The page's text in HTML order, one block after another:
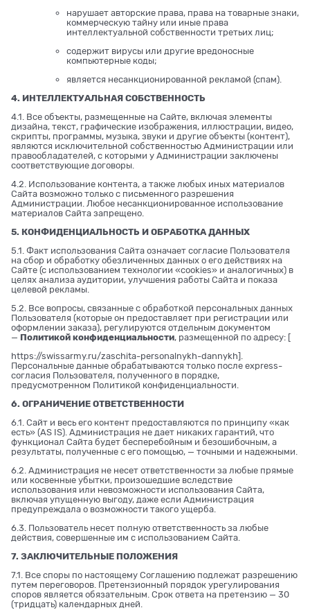
нарушает авторские права, права на товарные знаки,
коммерческую тайну или иные права
интеллектуальной собственности третьих лиц;
содержит вирусы или другие вредоносные
компьютерные коды;
является несанкционированной рекламой (спам).
4. ИНТЕЛЛЕКТУАЛЬНАЯ СОБСТВЕННОСТЬ
4.1. Все объекты, размещенные на Сайте, включая элементы
дизайна, текст, графические изображения, иллюстрации, видео,
скрипты, программы, музыка, звуки и другие объекты (контент),
являются исключительной собственностью Администрации или
правообладателей, с которыми у Администрации заключены
соответствующие договоры.
4.2. Использование контента, а также любых иных материалов
Сайта возможно только с письменного разрешения
Администрации. Любое несанкционированное использование
материалов Сайта запрещено.
5. КОНФИДЕНЦИАЛЬНОСТЬ И ОБРАБОТКА ДАННЫХ
5.1. Факт использования Сайта означает согласие Пользователя
на сбор и обработку обезличенных данных о его действиях на
Сайте (с использованием технологии «cookies» и аналогичных) в
целях анализа аудитории, улучшения работы Сайта и показа
целевой рекламы.
5.2. Все вопросы, связанные с обработкой персональных данных
Пользователя (которые он предоставляет при регистрации или
оформлении заказа), регулируются отдельным документом
— Политикой конфиденциальности, размещенной по адресу: [
https://swissarmy.ru/zaschita-personalnykh-dannykh].
Персональные данные обрабатываются только после express-
согласия Пользователя, полученного в порядке,
предусмотренном Политикой конфиденциальности.
6. ОГРАНИЧЕНИЕ ОТВЕТСТВЕННОСТИ
6.1. Сайт и весь его контент предоставляются по принципу «как
есть» (AS IS). Администрация не дает никаких гарантий, что
функционал Сайта будет бесперебойным и безошибочным, а
результаты, полученные с его помощью, — точными и надежными.
6.2. Администрация не несет ответственности за любые прямые
или косвенные убытки, произошедшие вследствие
использования или невозможности использования Сайта,
включая упущенную выгоду, даже если Администрация
предупреждала о возможности такого ущерба.
6.3. Пользователь несет полную ответственность за любые
действия, совершенные им с использованием Сайта.
7. ЗАКЛЮЧИТЕЛЬНЫЕ ПОЛОЖЕНИЯ
7.1. Все споры по настоящему Соглашению подлежат разрешению
путем переговоров. Претензионный порядок урегулирования
споров является обязательным. Срок ответа на претензию — 30
(тридцать) календарных дней.